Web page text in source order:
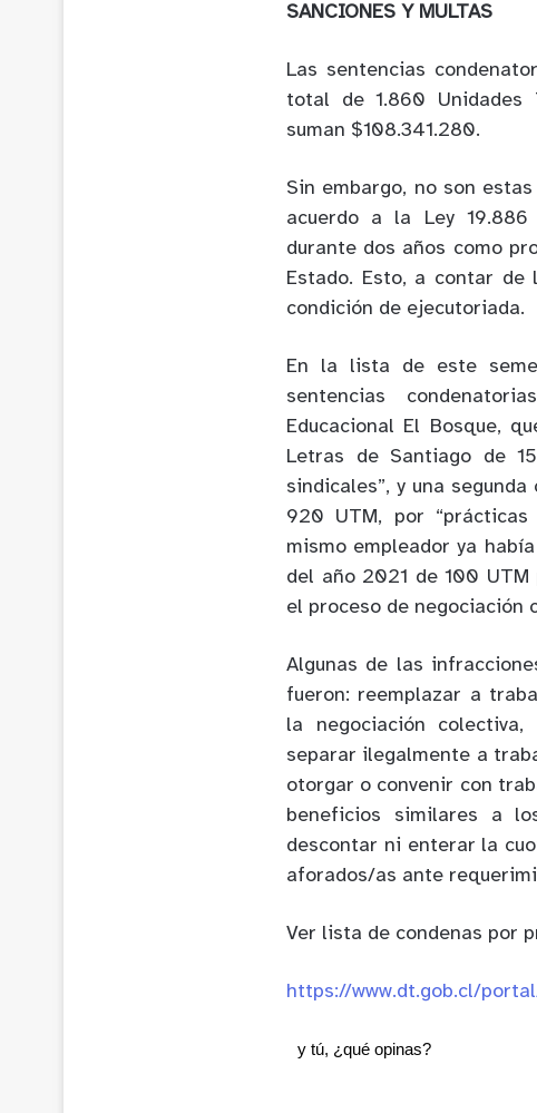
SANCIONES Y MULTAS
Las sentencias
total de 1.860 Unidades
suman $108.341.280.
Sin embargo, no son
acuerdo a la Ley 19.886
durante dos años como
Estado. Esto, a contar
condición de ejecutoriada.
En la lista de este
sentencias
Educacional El Bosque,
Letras de Santiago de
sindicales”, y una
920 UTM, por
mismo empleador ya
del año 2021 de 100
el proceso de negociación
Algunas de las
fueron: reemplazar a
la negociación
separar ilegalmente a
otorgar o convenir con
beneficios similares a
descontar ni enterar la
aforados/as ante
Ver lista de condenas por
https://www.dt.gob.cl/
y tú, ¿qué opinas?